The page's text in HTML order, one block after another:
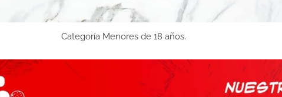
Categoría Menores de 18 años.